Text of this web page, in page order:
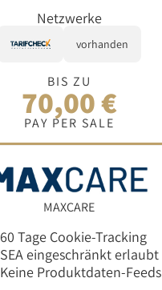
Netzwerke
vorhanden
BIS ZU
70,00 €
PAY PER SALE
MAXCARE
60 Tage Cookie-Tracking
SEA eingeschränkt erlaubt
Keine Produktdaten-Feeds